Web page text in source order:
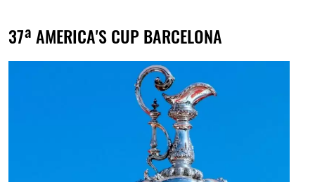
37ª AMERICA'S CUP BARCELONA